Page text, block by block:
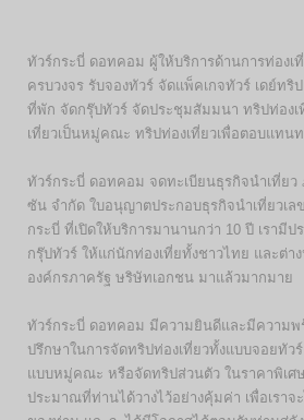
ทัวร์กระบี่ ดอทคอม ผู้ให้บริการด้านการท่องเ
ครบวงจร รับจองทัวร์ จัดแพ็คเกจทัวร์ เดย์ทริ
ที่พัก จัดกรุ๊ปทัวร์ จัดประชุมสัมมนา ทริปท่องเ
เที่ยวเป็นหมู่คณะ ทริปท่องเที่ยวเพื่อตอบแทน
ทัวร์กระบี่ ดอทคอม จดทะเบียนธุรกิจนำเที่ยว
ซัน จำกัด ใบอนุญาตประกอบธุรกิจนำเที่ยวเล
กระบี่ ที่เปิดให้บริการมานานกว่า 10 ปี เรามี
กรุ๊ปทัวร์ ให้แก่นักท่องเที่ยทั้งชาวไทย และต่า
องค์กรภาครัฐ ษริษัทเอกชน มาแล้วมากมาย
ทัวร์กระบี่ ดอทคอม มีความยินดีและมีความพ
ปรึกษาในการจัดทริปท่องเที่ยวทั้งแบบจอยทัว
แบบหมู่คณะ หรือจัดทริปส่วนตัว ในราคาพิเศ
ประมาณที่ท่านได้วางไว้อย่างคุ้มค่า เพื่อเราจ